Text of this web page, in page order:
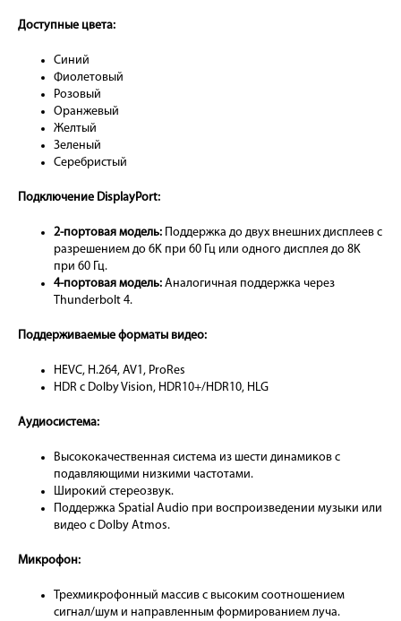
Доступные цвета:
Синий
Фиолетовый
Розовый
Оранжевый
Желтый
Зеленый
Серебристый
Подключение DisplayPort:
2-портовая модель: Поддержка до двух внешних дисплеев с
разрешением до 6K при 60 Гц или одного дисплея до 8K
при 60 Гц.
4-портовая модель: Аналогичная поддержка через
Thunderbolt 4.
Поддерживаемые форматы видео:
HEVC, H.264, AV1, ProRes
HDR с Dolby Vision, HDR10+/HDR10, HLG
Аудиосистема:
Высококачественная система из шести динамиков с
подавляющими низкими частотами.
Широкий стереозвук.
Поддержка Spatial Audio при воспроизведении музыки или
видео с Dolby Atmos.
Микрофон:
Трехмикрофонный массив с высоким соотношением
сигнал/шум и направленным формированием луча.